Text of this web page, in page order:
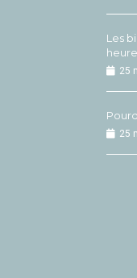
Les
25
25